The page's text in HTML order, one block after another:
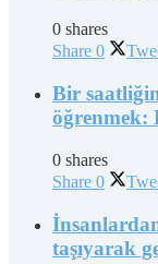
0 shares
Share 0
Bir
öğrenmek:
0 shares
Share 0
taşıyarak